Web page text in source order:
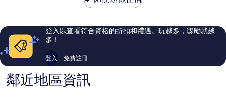
論
論
登入以查看符合資格的折扣和禮遇。玩越多，獎勵就越
多！
登入 免費註冊
鄰近地區資訊